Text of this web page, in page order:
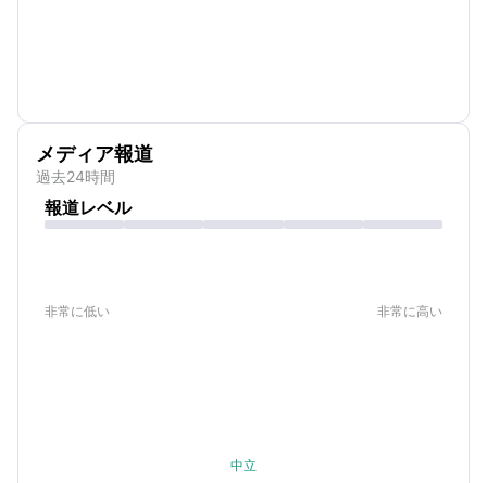
メディア報道
過去24時間
報道レベル
非常に低い 非常に高い
中立